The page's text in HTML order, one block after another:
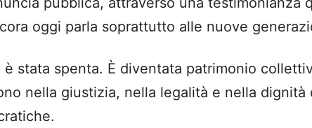
oggi parla soprattutto alle nuove
è stata spenta. È diventata patrimonio
nella giustizia, nella legalità e nella dignità